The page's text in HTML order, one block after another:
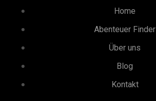
Home
Abenteuer Finder
Über uns
Blog
Kontakt